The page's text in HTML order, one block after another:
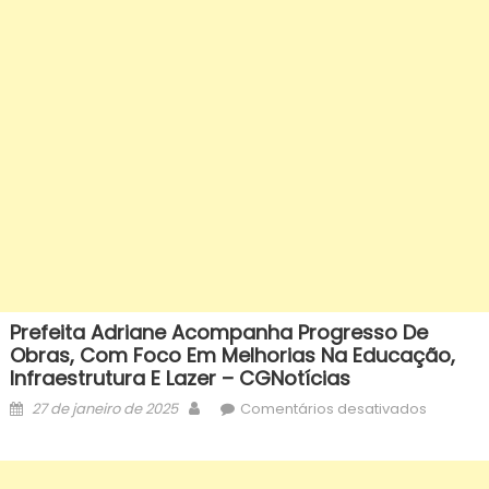
Prefeita Adriane Acompanha Progresso De
Obras, Com Foco Em Melhorias Na Educação,
Infraestrutura E Lazer – CGNotícias
Posted
27 de janeiro de 2025 AuthorComentários desativadosem
Adriane